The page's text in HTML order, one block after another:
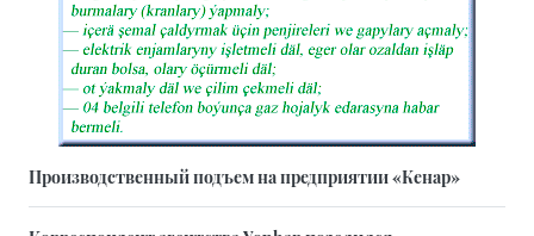
Производственный подъем на предприятии «Кенар»